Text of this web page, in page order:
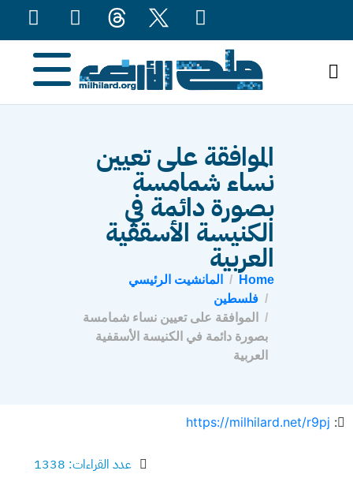
الموافقة على تعيين
نساء شمامسة
بصورة دائمة في
الكنيسة الأسقفية
العربية
Home
المانشيت الرئيسي
فلسطين
الموافقة على تعيين نساء شمامسة
بصورة دائمة في الكنيسة الأسقفية
العربية
:
https://milhilard.net/r9pj
عدد القراءات: 1338